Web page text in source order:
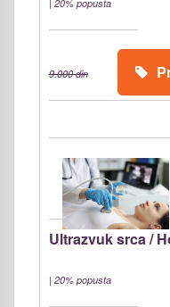
20% popusta
9.000 din
Ultrazvuk srca /
| 20% popusta